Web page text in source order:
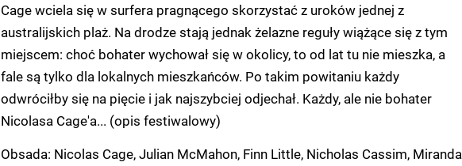
Cage wciela się w surfera pragnącego skorzystać z uroków jednej z
australijskich plaż. Na drodze stają jednak żelazne reguły wiążące się z tym
miejscem: choć bohater wychował się w okolicy, to od lat tu nie mieszka, a
fale są tylko dla lokalnych mieszkańców. Po takim powitaniu każdy
odwróciłby się na pięcie i jak najszybciej odjechał. Każdy, ale nie bohater
Nicolasa Cage'a... (opis festiwalowy)
Obsada: Nicolas Cage, Julian McMahon, Finn Little, Nicholas Cassim, Miranda